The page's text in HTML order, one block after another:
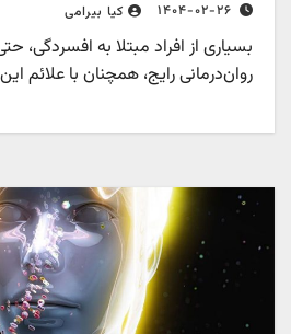
۱۴۰۴-۰۲-۲۶ کیا بیرامی
بسیاری از افراد مبتلا به
روان‌درمانی رایج، همچنان با علائم